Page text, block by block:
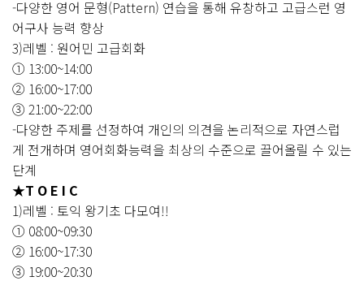
-다양한 영어 문형(Pattern) 연습을 통해 유창하고 고급스런 영
어구사 능력 향상
3)레벨 : 원어민 고급회화
① 13:00~14:00
② 16:00~17:00
③ 21:00~22:00
-다양한 주제를 선정하여 개인의 의견을 논리적으로 자연스럽
게 전개하며 영어회화능력을 최상의 수준으로 끌어올릴 수 있는
단계
★T O E I C
1)레벨 : 토익 왕기초 다모여!!
① 08:00~09:30
② 16:00~17:30
③ 19:00~20:30